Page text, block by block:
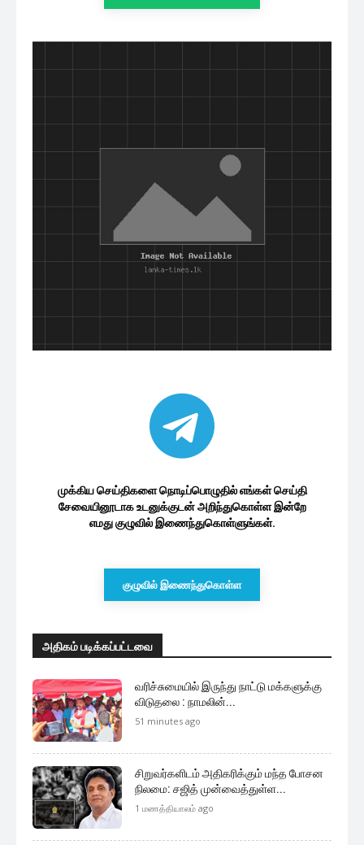
முக்கிய செய்திகளை நொடிப்பொழுதில் எங்கள் செய்தி
சேவையினூடாக உடனுக்குடன் அறிந்துகொள்ள இன்றே
எமது குழுவில் இணைந்துகொள்ளுங்கள்.
குழுவில் இணைந்துகொள்ள
அதிகம் படிக்கப்பட்டவை
வரிச்சுமையில் இருந்து நாட்டு மக்களுக்கு
விடுதலை : நாமலின்...
51 minutes ago
சிறுவர்களிடம் அதிகரிக்கும் மந்த போசன
நிலமை: சஜித் முன்வைத்துள்ள...
1 மணத்தியாலம் ago